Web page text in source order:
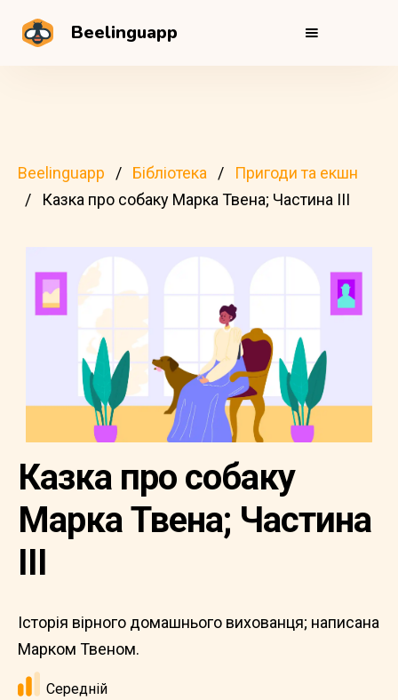
Beelinguapp
Beelinguapp Бібліотека
Пригоди та екшн
Казка про собаку Марка Твена; Частина III
Казка про собаку
Марка Твена; Частина
III
Історія вірного домашнього вихованця; написана
Марком Твеном.
Середній